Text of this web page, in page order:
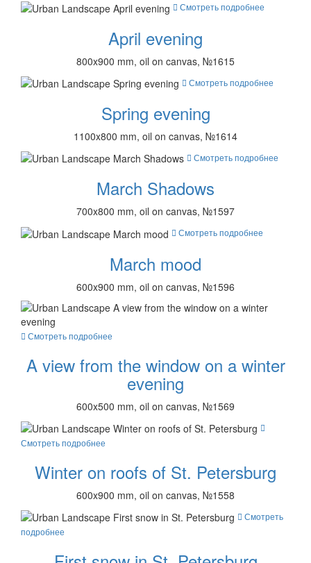
Смотреть подробнее
April evening
800x900 mm, oil on canvas, №1615
Смотреть подробнее
Spring evening
1100x800 mm, oil on canvas, №1614
Смотреть подробнее
March Shadows
700x800 mm, oil on canvas, №1597
Смотреть подробнее
March mood
600x900 mm, oil on canvas, №1596
Смотреть подробнее
A view from the window on a winter
evening
600x500 mm, oil on canvas, №1569
Смотреть подробнее
Winter on roofs of St. Petersburg
600x900 mm, oil on canvas, №1558
Смотреть
подробнее